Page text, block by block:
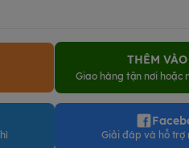
THÊM
Giao hàng tận nơi hoặc
Giải đáp và hỗ trợ